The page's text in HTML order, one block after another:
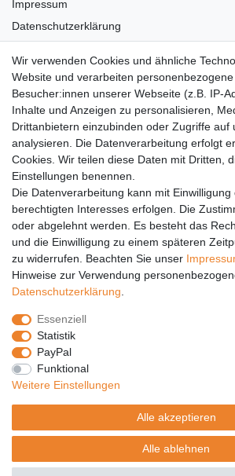
Impressum
Datenschutzerklärung
Versandkosten
Barrierefreiheit
Anleitungen
Vertrag widerrufen
PARTNER
DHL
GLS
PaketPLUS
SPONSORING
Malchower SV 90
Malchower Wölfe
ZERTIFIKATE
Händlerbund
Trusted Shops
Wir verwenden Cookies und ähnliche
Website und verarbeiten
Besucher:innen unserer Webseite (z.B. IP-
Inhalte und Anzeigen zu personalisieren,
Drittanbietern einzubinden oder Zugriffe auf
analysieren. Die Datenverarbeitung erfolgt
Cookies. Wir teilen diese Daten mit Dritten,
Einstellungen benennen.
Die Datenverarbeitung kann mit
berechtigten Interesses erfolgen. Die
oder abgelehnt werden. Es besteht das
und die Einwilligung zu einem späteren
zu widerrufen. Beachten Sie unser
Hinweise zur Verwendung
Daten­schutz­erklärung
Essenziell
Statistik
PayPal
Funktional
Weitere Einstellungen
Alle akzeptieren
Alle ablehnen